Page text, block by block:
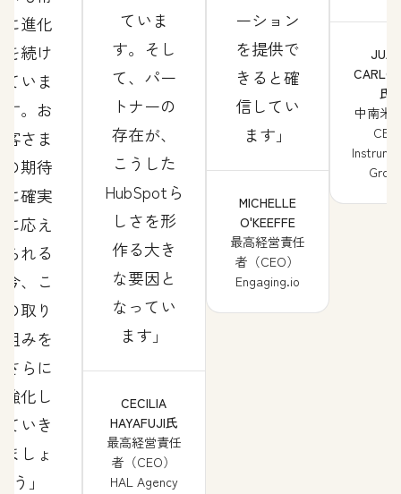
に進化
を続け
ていま
す。お
客さま
の期待
に確実
に応え
られる
今、こ
の取り
組みを
さらに
強化し
ていき
ましょ
う
ていま
す。そし
て、パー
トナーの
存在が、
こうした
HubSpotら
しさを形
作る大き
な要因と
なってい
ます
CECILIA
HAYAFUJI氏
最高経営責任
者（CEO）
HAL Agency
ーション
を提供で
きると確
信してい
ます
MICHELLE
O'KEEFFE
最高経営責任
者（CEO）
Engaging.io
JUAN
氏
中南米
CEO